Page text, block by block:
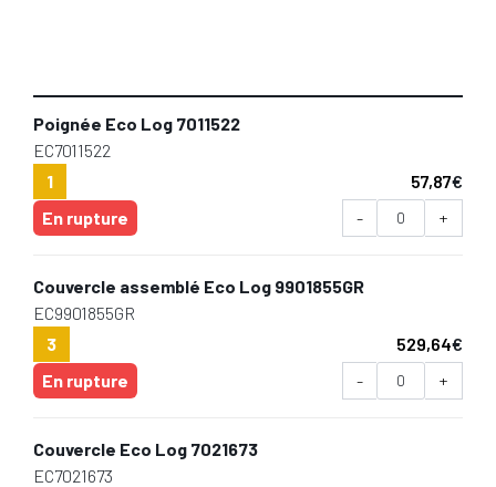
Poignée Eco Log 7011522
EC7011522
1
57,87€
En rupture
- +
Couvercle assemblé Eco Log 9901855GR
EC9901855GR
3
529,64€
En rupture
- +
Couvercle Eco Log 7021673
EC7021673